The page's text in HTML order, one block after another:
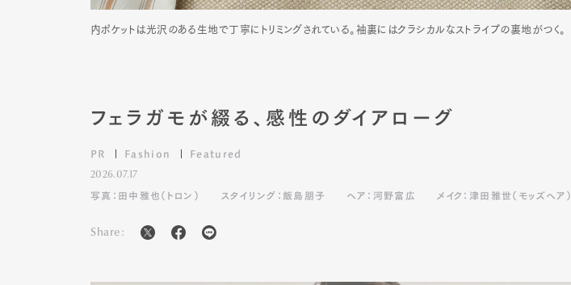
内ポケットは光沢のある生地で丁寧にトリミングされている。袖裏にはクラシカルなストライプの裏地がつく。
フェラガモが綴る、感性のダイアローグ
PR Fashion Featured
2026.07.17
写真：田中雅也（トロン） スタイリング：飯島朋子 ヘア：河野富広 メイク：津田雅世（モッズヘア）
Share: